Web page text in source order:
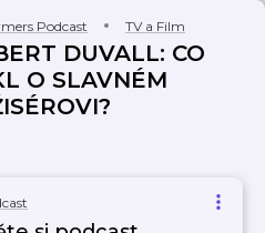
Podcast TV a Film
DUVALL: CO
O SLAVNÉM